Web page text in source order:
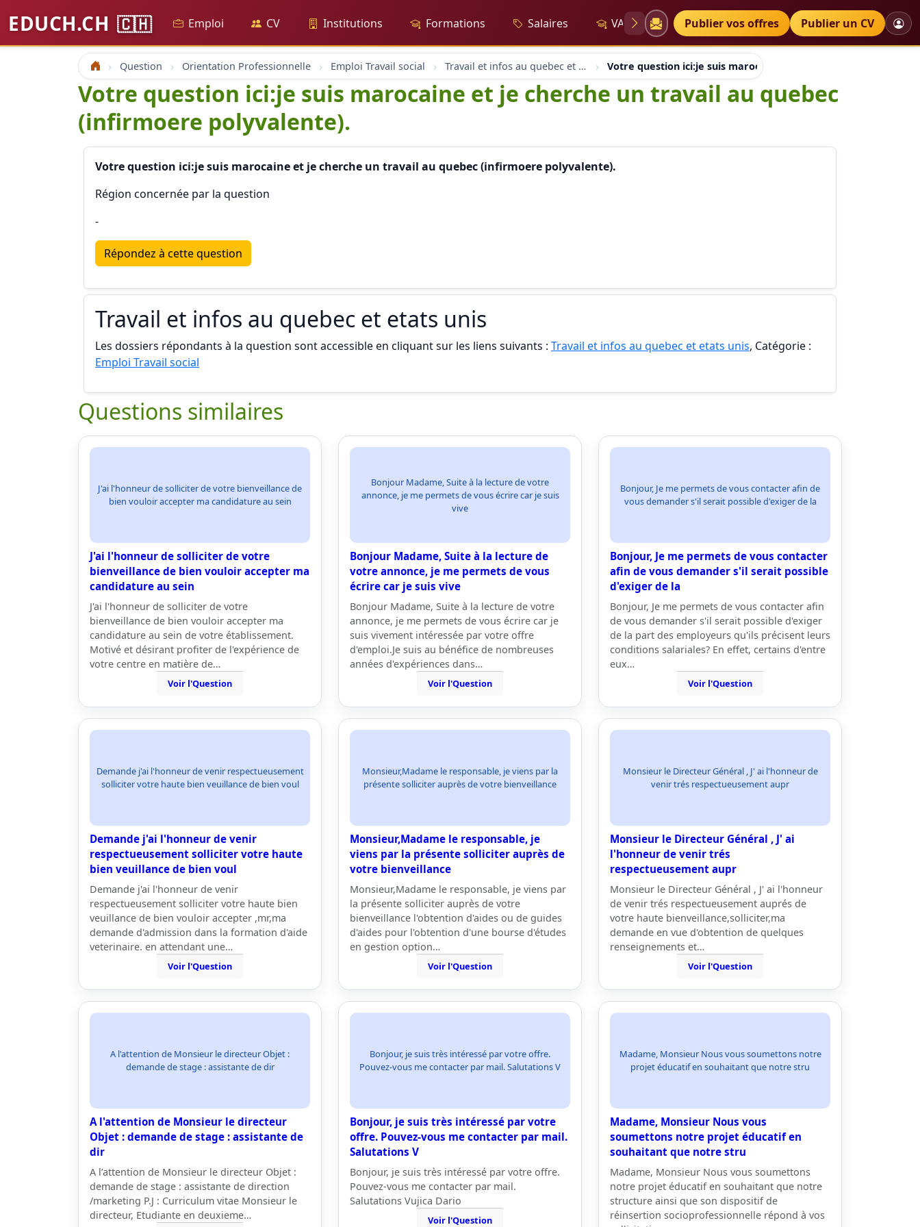
EDUCH.CH 🇨🇭 Emploi CV Institutions Formations Salaires VAE Diplômes Petites annonces
Publier vos offres Publier un CV
Accueil Question Orientation Professionnelle Emploi Travail social Travail et infos au quebec et etats unis Votre question ici:je suis marocaine et je cherche un travail
Votre question ici:je suis marocaine et je cherche un travail au quebec
(infirmoere polyvalente).
Votre question ici:je suis marocaine et je cherche un travail au quebec (infirmoere polyvalente).
Région concernée par la question
-
Répondez à cette question
Travail et infos au quebec et etats unis
Les dossiers répondants à la question sont accessible en cliquant sur les liens suivants : Travail et infos au quebec et etats unis, Catégorie :
Emploi Travail social
Questions similaires
J'ai l'honneur de solliciter de votre bienveillance de
bien vouloir accepter ma candidature au sein
J'ai l'honneur de solliciter de votre
bienveillance de bien vouloir accepter ma
candidature au sein
J'ai l'honneur de solliciter de votre
bienveillance de bien vouloir accepter ma
candidature au sein de votre établissement.
Motivé et désirant profiter de l'expérience de
votre centre en matière de…
Voir l'Question
Bonjour Madame, Suite à la lecture de votre
annonce, je me permets de vous écrire car je suis
vive
Bonjour Madame, Suite à la lecture de
votre annonce, je me permets de vous
écrire car je suis vive
Bonjour Madame, Suite à la lecture de votre
annonce, je me permets de vous écrire car je
suis vivement intéressée par votre offre
d'emploi.Je suis au bénéfice de nombreuses
années d'expériences dans…
Voir l'Question
Bonjour, Je me permets de vous contacter afin de
vous demander s'il serait possible d'exiger de la
Bonjour, Je me permets de vous contacter
afin de vous demander s'il serait possible
d'exiger de la
Bonjour, Je me permets de vous contacter afin
de vous demander s'il serait possible d'exiger
de la part des employeurs qu'ils précisent leurs
conditions salariales? En effet, certains d'entre
eux…
Voir l'Question
Demande j'ai l'honneur de venir respectueusement
solliciter votre haute bien veuillance de bien voul
Demande j'ai l'honneur de venir
respectueusement solliciter votre haute
bien veuillance de bien voul
Demande j'ai l'honneur de venir
respectueusement solliciter votre haute bien
veuillance de bien vouloir accepter ,mr,ma
demande d'admission dans la formation d'aide
veterinaire. en attendant une…
Voir l'Question
Monsieur,Madame le responsable, je viens par la
présente solliciter auprès de votre bienveillance
Monsieur,Madame le responsable, je
viens par la présente solliciter auprès de
votre bienveillance
Monsieur,Madame le responsable, je viens par
la présente solliciter auprès de votre
bienveillance l'obtention d'aides ou de guides
d'aides pour l'obtention d'une bourse d'études
en gestion option…
Voir l'Question
Monsieur le Directeur Général , J' ai l'honneur de
venir trés respectueusement aupr
Monsieur le Directeur Général , J' ai
l'honneur de venir trés
respectueusement aupr
Monsieur le Directeur Général , J' ai l'honneur
de venir trés respectueusement auprés de
votre haute bienveillance,solliciter,ma
demande en vue d'obtention de quelques
renseignements et…
Voir l'Question
A l'attention de Monsieur le directeur Objet :
demande de stage : assistante de dir
A l'attention de Monsieur le directeur
Objet : demande de stage : assistante de
dir
A l’attention de Monsieur le directeur Objet :
demande de stage : assistante de direction
/marketing P.J : Curriculum vitae Monsieur le
directeur, Etudiante en deuxieme…
Bonjour, je suis très intéressé par votre offre.
Pouvez-vous me contacter par mail. Salutations V
Bonjour, je suis très intéressé par votre
offre. Pouvez-vous me contacter par mail.
Salutations V
Bonjour, je suis très intéressé par votre offre.
Pouvez-vous me contacter par mail.
Salutations Vujica Dario
Voir l'Question
Madame, Monsieur Nous vous soumettons notre
projet éducatif en souhaitant que notre stru
Madame, Monsieur Nous vous
soumettons notre projet éducatif en
souhaitant que notre stru
Madame, Monsieur Nous vous soumettons
notre projet éducatif en souhaitant que notre
structure ainsi que son dispositif de
réinsertion socioprofessionnelle répond à vos